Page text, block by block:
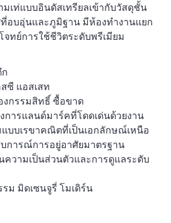
มเท่แบบอินดัสเทรียลเข้ากับวัสดุชั้น
อบอุ่นและภูมิฐาน มีห้องทำงานแยก
จทย์การใช้ชีวิตระดับพรีเมียม
ซี แอสเสท
กรรมสิทธิ์ ซื้อขาด
การแลนด์มาร์คที่โดดเด่นด้วยงาน
บบเรขาคณิตที่เป็นเอกลักษณ์เหนือ
การณ์การอยู่อาศัยมาตรฐาน
ความเป็นส่วนตัวและการดูแลระดับ
ม มิดเซนจูรี่ โมเดิร์น